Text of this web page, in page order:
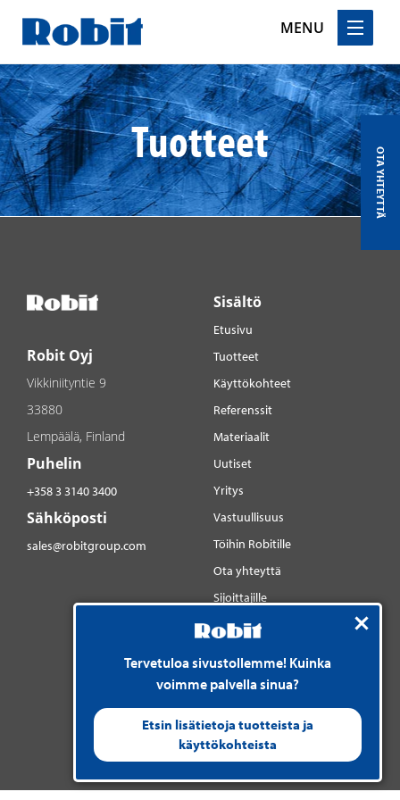
MENU
Skip
to
content
Tuotteet
OTA YHTEYTTÄ
Tervetuloa sivustollemme! Kuinka
voimme palvella sinua?
Etsin lisätietoja tuotteista ja
käyttökohteista
Robit Oyj
Vikkiniityntie 9
33880
Lempäälä, Finland
Puhelin
+358 3 3140 3400
Sähköposti
sales@robitgroup.com
Sisältö
Etusivu
Tuotteet
Käyttökohteet
Referenssit
Materiaalit
Uutiset
Yritys
Vastuullisuus
Töihin Robitille
Ota yhteyttä
Sijoittajille
Sosiaalinen media
LinkedIn
Instagram